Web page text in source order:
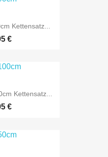
Kettensatz...
€
Kettensatz...
€